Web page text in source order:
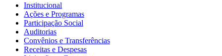
Institucional
Ações e Programas
Participação Social
Auditorias
Convênios e Transferências
Receitas e Despesas